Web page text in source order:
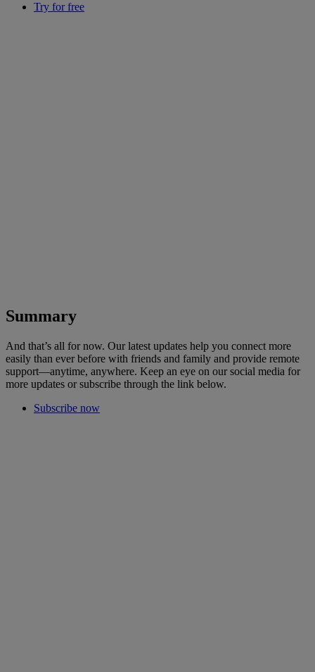
Try for free
Summary
And that’s all for now. Our latest updates help you connect more
easily than ever before with friends and family and provide remote
support—anytime, anywhere. Keep an eye on our social media for
more updates or subscribe through the link below.
Subscribe now